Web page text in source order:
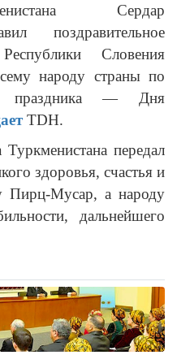
Сердар
поздравительное
Словения
народу страны по
праздника — Дня
TDH.
передал
здоровья, счастья и
Пирц-Мусар, а народу
дальнейшего